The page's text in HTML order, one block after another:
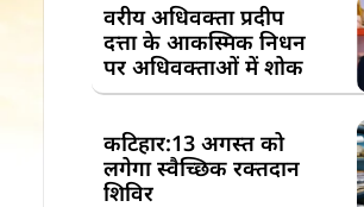
वरीय अधिवक्ता प्रदीप
दत्ता के आकस्मिक निधन
पर अधिवक्ताओं में शोक
कटिहार:13 अगस्त को
लगेगा स्वैच्छिक रक्तदान
शिविर